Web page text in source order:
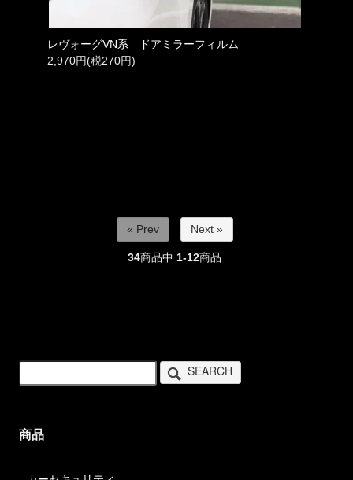
レヴォーグVN系 ドアミラーフィルム
2,970円(税270円)
« Prev Next »
34商品中 1-12商品
SEARCH
商品